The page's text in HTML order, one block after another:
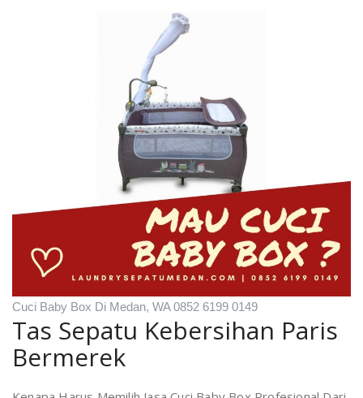
Cuci Baby Box Di Medan, WA 0852 6199 0149
Tas Sepatu Kebersihan Paris
Bermerek